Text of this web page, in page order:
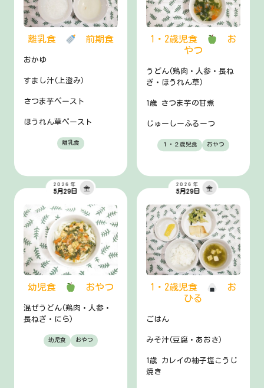
離乳食 前期食
おかゆ
すまし汁(上澄み)
さつま芋ペースト
ほうれん草ペースト
離乳食
1・2歳児食
お
やつ
うどん(鶏肉・人参・長ね
ぎ・ほうれん草)
1歳 さつま芋の甘煮
じゅーしーふるーつ
１・２歳児食 おやつ
幼児食 おやつ
2026年
5月29日
金
混ぜうどん(鶏肉・人参・
長ねぎ・にら)
幼児食 おやつ
1・2歳児食
お
ひる
2026年
5月29日
金
ごはん
みそ汁(豆腐・あおさ)
1歳 カレイの柚子塩こうじ
焼き